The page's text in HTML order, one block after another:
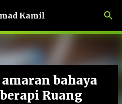
utama
Kamil
bahaya
Ruang